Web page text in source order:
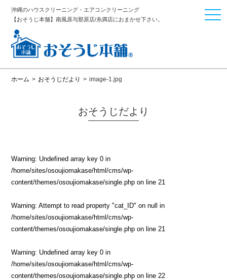
沖縄のハウスクリーニング・エアコンクリーニング
【おそうじ本舗】南風原与那原店/糸満店におまかせ下さい。
ホーム > おそうじだより > image-1.jpg
おそうじだより
Warning: Undefined array key 0 in
/home/sites/osoujiomakase/html/cms/wp-
content/themes/osoujiomakase/single.php on line 21
Warning: Attempt to read property "cat_ID" on null in
/home/sites/osoujiomakase/html/cms/wp-
content/themes/osoujiomakase/single.php on line 21
Warning: Undefined array key 0 in
/home/sites/osoujiomakase/html/cms/wp-
content/themes/osoujiomakase/single.php on line 22